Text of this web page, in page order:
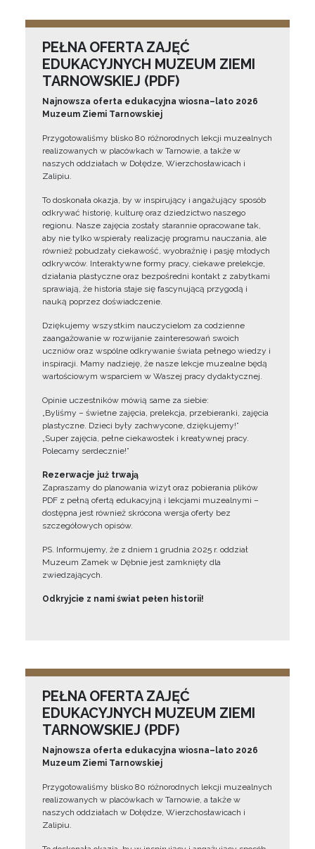
PEŁNA OFERTA ZAJĘĆ
EDUKACYJNYCH MUZEUM ZIEMI
TARNOWSKIEJ (PDF)
Najnowsza oferta edukacyjna wiosna–lato 2026
Muzeum Ziemi Tarnowskiej
Przygotowaliśmy blisko 80 różnorodnych lekcji muzealnych
realizowanych w placówkach w Tarnowie, a także w
naszych oddziałach w Dołędze, Wierzchosławicach i
Zalipiu.
To doskonała okazja, by w inspirujący i angażujący sposób
odkrywać historię, kulturę oraz dziedzictwo naszego
regionu. Nasze zajęcia zostały starannie opracowane tak,
aby nie tylko wspierały realizację programu nauczania, ale
również pobudzały ciekawość, wyobraźnię i pasję młodych
odkrywców. Interaktywne formy pracy, ciekawe prelekcje,
działania plastyczne oraz bezpośredni kontakt z zabytkami
sprawiają, że historia staje się fascynującą przygodą i
nauką poprzez doświadczenie.
Dziękujemy wszystkim nauczycielom za codzienne
zaangażowanie w rozwijanie zainteresowań swoich
uczniów oraz wspólne odkrywanie świata pełnego wiedzy i
inspiracji. Mamy nadzieję, że nasze lekcje muzealne będą
wartościowym wsparciem w Waszej pracy dydaktycznej.
Opinie uczestników mówią same za siebie:
„Byliśmy – świetne zajęcia, prelekcja, przebieranki, zajęcia
plastyczne. Dzieci były zachwycone, dziękujemy!”
„Super zajęcia, pełne ciekawostek i kreatywnej pracy.
Polecamy serdecznie!”
Rezerwacje już trwają
Zapraszamy do planowania wizyt oraz pobierania plików
PDF z pełną ofertą edukacyjną i lekcjami muzealnymi –
dostępna jest również skrócona wersja oferty bez
szczegółowych opisów.
PS. Informujemy, że z dniem 1 grudnia 2025 r. oddział
Muzeum Zamek w Dębnie jest zamknięty dla
zwiedzających.
Odkryjcie z nami świat pełen historii!
PEŁNA OFERTA ZAJĘĆ
EDUKACYJNYCH MUZEUM ZIEMI
TARNOWSKIEJ (PDF)
Najnowsza oferta edukacyjna wiosna–lato 2026
Muzeum Ziemi Tarnowskiej
Przygotowaliśmy blisko 80 różnorodnych lekcji muzealnych
realizowanych w placówkach w Tarnowie, a także w
naszych oddziałach w Dołędze, Wierzchosławicach i
Zalipiu.